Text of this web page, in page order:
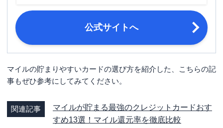
日
申し込み条件
20歳以上30歳未満で、日本に生活基
盤があり日本国内でのお支払いが可能
な方が対象
運転免許証または運転経歴証明書・パ
スポート・在留カードまたは特別永住
カード・顔写真付きの住民基本台帳カ
ード・住民票の写し・各種健康保険証
など
公式サイトへ
マイルの貯まりやすいカードの選び方を紹介した、こちらの記
事もぜひ参考にしてみてください。
関連記事
マイルが貯まる最強のクレジットカードおす
すめ13選！マイル還元率を徹底比較